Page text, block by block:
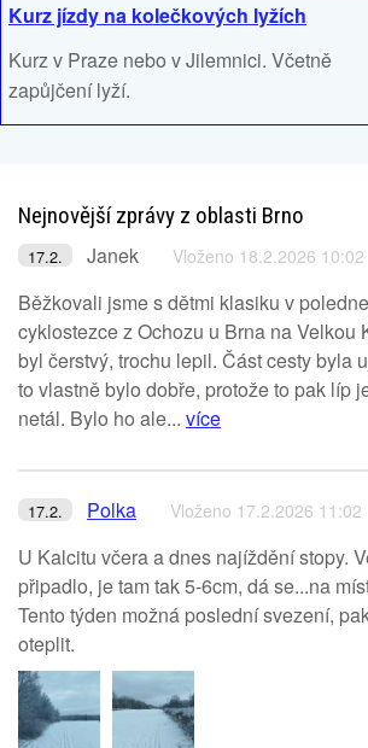
Kurz jízdy na kolečkových lyžích
Kurz v Praze nebo v Jilemnici. Včetně
zapůjčení lyží.
Nejnovější zprávy z oblasti Brno
17.2. Janek Vloženo 18.2.2026 10:02
Běžkovali jsme s dětmi klasiku v
cyklostezce z Ochozu u Brna na Velkou
byl čerstvý, trochu lepil. Část cesty byla
to vlastně bylo dobře, protože to pak líp
netál. Bylo ho ale... více
17.2. Polka Vloženo 17.2.2026 11:02
U Kalcitu včera a dnes najíždění stopy.
připadlo, je tam tak 5-6cm, dá se...na
Tento týden možná poslední svezení,
oteplit.